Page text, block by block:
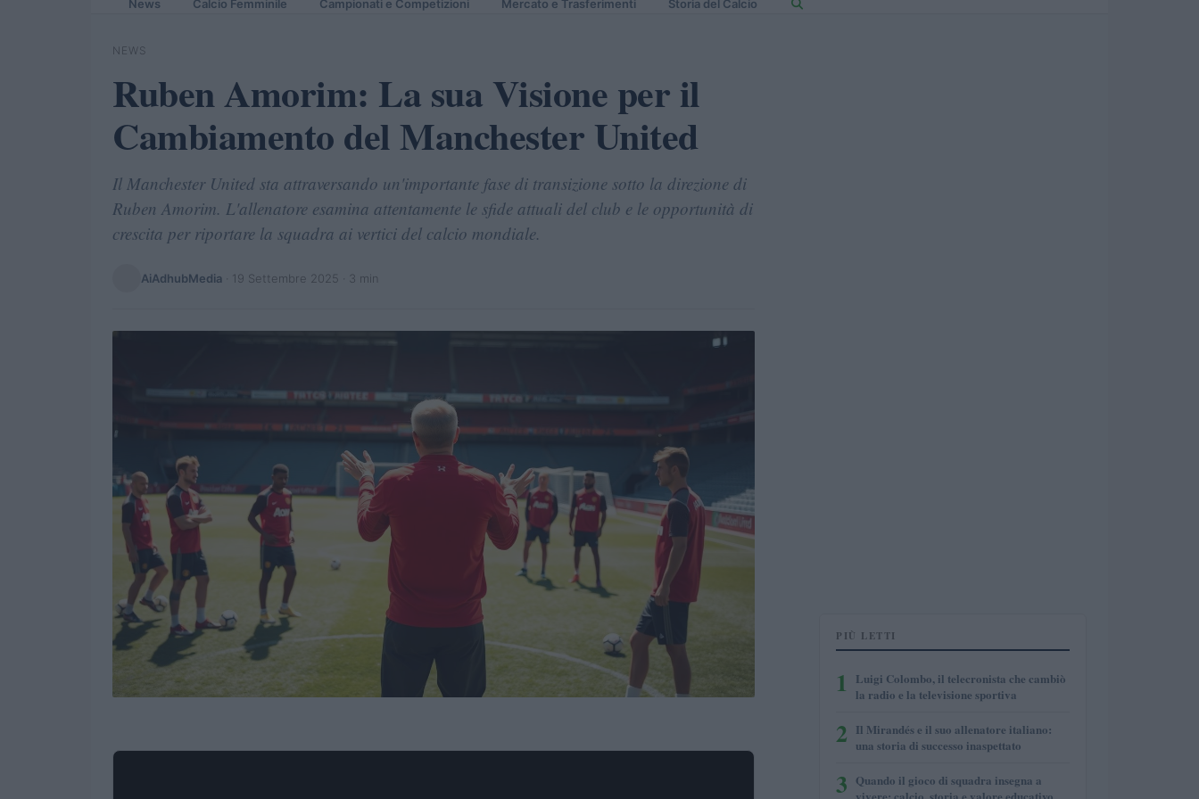
News Calcio Femminile Campionati e Competizioni Mercato e Trasferimenti Storia del Calcio
NEWS
Ruben Amorim: La sua Visione per il
Cambiamento del Manchester United
Il Manchester United sta attraversando un'importante fase di transizione sotto la direzione di
Ruben Amorim. L'allenatore esamina attentamente le sfide attuali del club e le opportunità di
crescita per riportare la squadra ai vertici del calcio mondiale.
AiAdhubMedia 19 Settembre 2025 · 3 min
PIÙ LETTI
1
Luigi Colombo, il telecronista che cambiò
la radio e la televisione sportiva
2 Il Mirandés e il suo allenatore italiano:
una storia di successo inaspettato
3 Quando il gioco di squadra insegna a